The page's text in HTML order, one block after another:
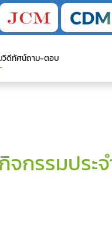
วิดีทัศน์ถาม-ตอบ
กรรมประ